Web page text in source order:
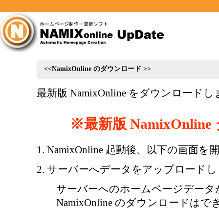
<<NamixOnline のダウンロード >>
最新版 NamixOnline をダウンロードし
※最新版 NamixOnline
1. NamixOnline 起動後、以下の画面を
2. サーバーへデータをアップロード
サーバーへのホームページデー
NamixOnline のダウンロードはで